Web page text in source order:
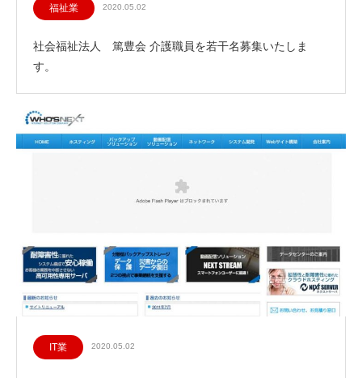
福祉業 2020.05.02
社会福祉法人 篤豊会 介護職員を若干名募集いたしま
す。
IT業 2020.05.02